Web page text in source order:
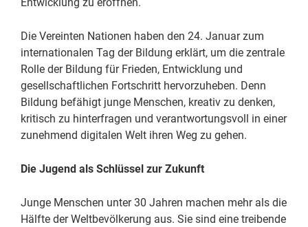
Die Vereinten Nationen haben den 24. Januar zum
internationalen Tag der Bildung erklärt, um die zentrale
Rolle der Bildung für Frieden, Entwicklung und
gesellschaftlichen Fortschritt hervorzuheben. Denn
Bildung befähigt junge Menschen, kreativ zu denken,
kritisch zu hinterfragen und verantwortungsvoll in einer
zunehmend digitalen Welt ihren Weg zu gehen.
Die Jugend als Schlüssel zur Zukunft
Junge Menschen unter 30 Jahren machen mehr als die
Hälfte der Weltbevölkerung aus. Sie sind eine treibende